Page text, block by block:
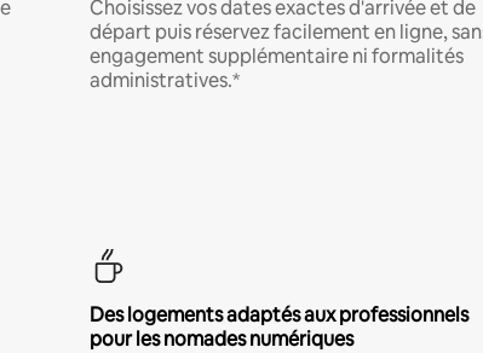
Choisissez vos dates exactes d'arrivée et de
départ puis réservez facilement en ligne,
engagement supplémentaire ni formalités
administratives.*
Des logements adaptés aux professionnels
pour les nomades numériques